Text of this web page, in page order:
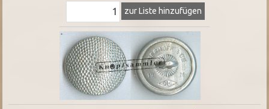
zur Liste hinzufügen